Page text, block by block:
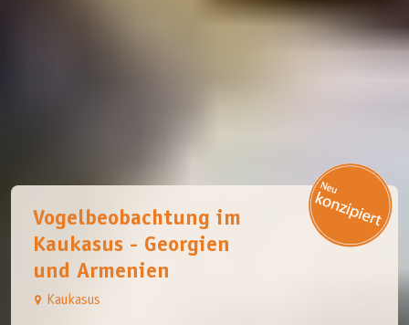
Vogelbeobachtung im
Kaukasus - Georgien
und Armenien
Kaukasus